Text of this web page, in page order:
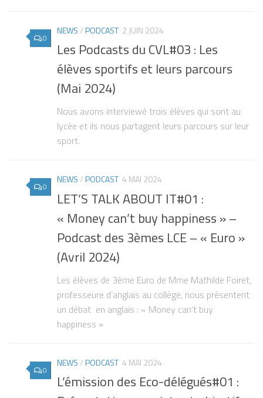
0
NEWS/PODCAST 2 JUIN 2024
Les Podcasts du CVL#03 : Les
élèves sportifs et leurs parcours
(Mai 2024)
Nous avons interviewé trois élèves qui sont au
lycée et ils nous partagent leurs parcours sur leur
sport.
0
NEWS/PODCAST 4 MAI 2024
LET’S TALK ABOUT IT#01 :
« Money can’t buy happiness » –
Podcast des 3èmes LCE – « Euro »
(Avril 2024)
Les élèves de 3ème Euro de Mme Mathilde Foiret,
professeure d’anglais au collège, nous présentent
un débat en anglais : « Money can’t buy
happiness »
0
NEWS/PODCAST 4 MAI 2024
L’émission des Eco-délégués#01 :